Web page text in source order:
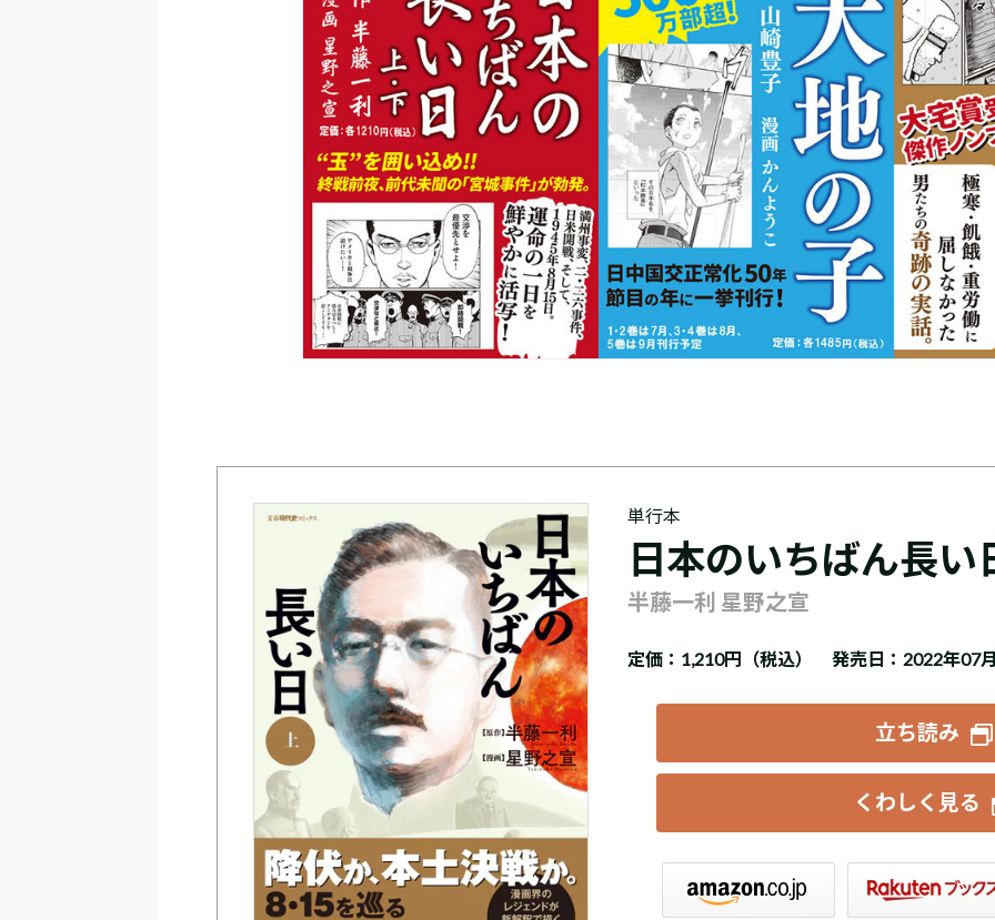
単行本
日本のいちばん長い
半藤一利 星野之宣
定価： 1,210円（税込） 発売日：2022年07
立ち読み
くわしく見る
Amazon 楽天ブックス セブンネット